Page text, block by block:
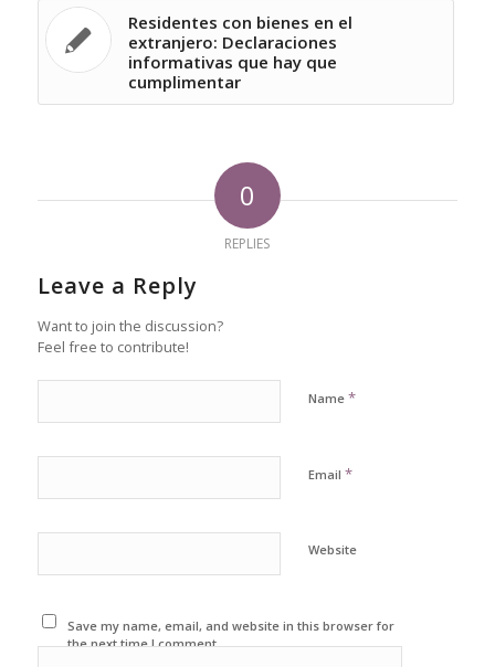
Residentes con bienes en el
extranjero: Declaraciones
informativas que hay que
cumplimentar
0
REPLIES
Leave a Reply
Want to join the discussion?
Feel free to contribute!
Name *
Email *
Website
Save my name, email, and website in this browser for
the next time I comment.